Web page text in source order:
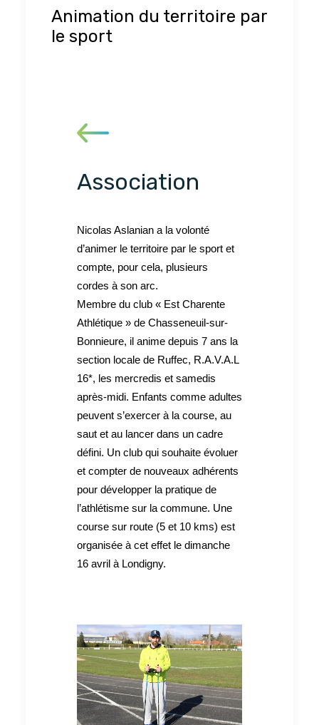
Animation du territoire par
le sport
Association
Nicolas Aslanian a la volonté
d’animer le territoire par le sport et
compte, pour cela, plusieurs
cordes à son arc.
Membre du club « Est Charente
Athlétique » de Chasseneuil-sur-
Bonnieure, il anime depuis 7 ans la
section locale de Ruffec, R.A.V.A.L
16*, les mercredis et samedis
après-midi. Enfants comme adultes
peuvent s’exercer à la course, au
saut et au lancer dans un cadre
défini. Un club qui souhaite évoluer
et compter de nouveaux adhérents
pour développer la pratique de
l’athlétisme sur la commune. Une
course sur route (5 et 10 kms) est
organisée à cet effet le dimanche
16 avril à Londigny.